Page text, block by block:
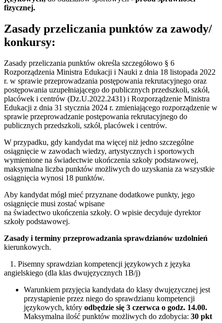
fizycznej.
Zasady przeliczania punktów za zawody/
konkursy:
Zasady przeliczania punktów określa szczegółowo § 6
Rozporządzenia Ministra Edukacji i Nauki z dnia 18 listopada 2022
r. w sprawie przeprowadzania postępowania rekrutacyjnego oraz
postępowania uzupełniającego do publicznych przedszkoli, szkół,
placówek i centrów (Dz.U.2022.2431) i Rozporządzenie Ministra
Edukacji z dnia 31 stycznia 2024 r. zmieniającego rozporządzenie w
sprawie przeprowadzanie postępowania rekrutacyjnego do
publicznych przedszkoli, szkół, placówek i centrów.
W przypadku, gdy kandydat ma więcej niż jedno szczególne
osiągnięcie w zawodach wiedzy, artystycznych i sportowych
wymienione na świadectwie ukończenia szkoły podstawowej,
maksymalna liczba punktów możliwych do uzyskania za wszystkie
osiągnięcia wynosi 18 punktów.
Aby kandydat mógł mieć przyznane dodatkowe punkty, jego
osiągnięcie musi zostać wpisane
na świadectwo ukończenia szkoły. O wpisie decyduje dyrektor
szkoły podstawowej.
Zasady i terminy przeprowadzania sprawdzianów uzdolnień
kierunkowych.
1. Pisemny sprawdzian kompetencji językowych z języka
angielskiego (dla klas dwujęzycznych 1B/j)
Warunkiem przyjęcia kandydata do klasy dwujęzycznej jest
przystąpienie przez niego do sprawdzianu kompetencji
językowych, który odbędzie się 3 czerwca o godz. 14.00.
Maksymalna ilość punktów możliwych do zdobycia: 30 pkt